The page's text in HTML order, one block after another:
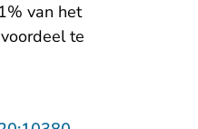
van het
te